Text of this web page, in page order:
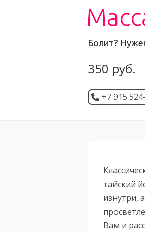
Болит?
350 руб.
+7 915
тайский
изнутри,
Вам и